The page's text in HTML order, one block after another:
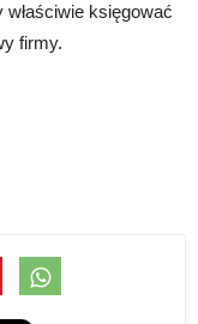
księgować
firmy.